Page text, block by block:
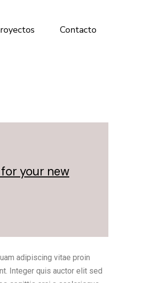
Contacto
your new
adipiscing vitae proin
Integer quis auctor elit sed